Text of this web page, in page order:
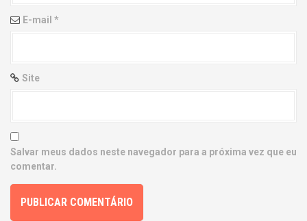
n E-mail *
Site
Salvar meus dados neste navegador para a próxima vez que eu
comentar.